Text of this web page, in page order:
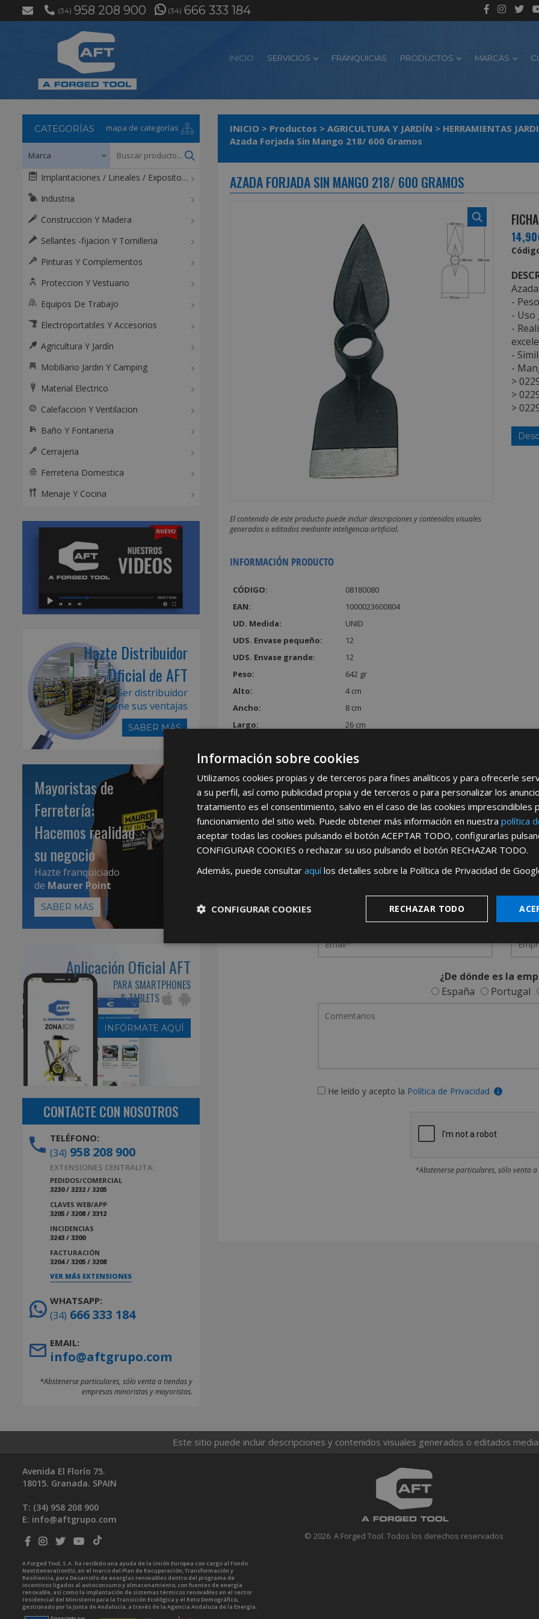
(34) 958 208 900 (34) 666 333 184
INICIO SERVICIOS FRANQUICIAS PRODUCTOS MARCAS
INICIO > Productos > AGRICULTURA Y JARDÍN > HERRAMIENTAS
Azada Forjada Sin Mango 218/ 600 Gramos
AZADA FORJADA SIN MANGO 218/ 600 GRAMOS
El contenido de este producto puede incluir descripciones y contenidos visuales
generados o editados mediante inteligencia artificial.
INFORMACIÓN PRODUCTO
CÓDIGO:
08180080
EAN:
1000023600804
UD. Medida:
UNID
UDS. Envase pequeño:
12
UDS. Envase grande:
12
Peso:
642 gr
Alto:
4 cm
Ancho:
8 cm
Largo:
26 cm
-
- Uso
-
-
-
>
>
>
REGÍSTRATE PARA HACERTE
Desdeaquípodrá ver todas las
Rellene este formulario y nos pondremos en contacto
¿De dónde es la
España
Portugal
He leído y acepto la Política de Privacidad
*Abstenerse particulares, sólo venta
CATEGORÍAS mapa de categorías
Implantaciones / Lineales / Expositores / Mostradores
Industria
Construccion Y Madera
Sellantes -fijacion Y Tornilleria
Pinturas Y Complementos
Proteccion Y Vestuario
Equipos De Trabajo
Electroportatiles Y Accesorios
Agricultura Y Jardín
Mobiliario Jardin Y Camping
Material Electrico
Calefaccion Y Ventilacion
Baño Y Fontaneria
Cerrajeria
Ferreteria Domestica
Menaje Y Cocina
Hazte Distribuidor
Oficial de AFT
Ser distribuidor
tiene sus ventajas
SABER MÁS
Mayoristas de
Ferretería:
Hacemos realidad
su negocio
Hazte franquiciado
de Maurer Point
SABER MÁS
Aplicación Oficial AFT
PARA SMARTPHONES
& TABLETS
INFÓRMATE AQUÍ
CONTACTE CON NOSOTROS
TELÉFONO:
(34) 958 208 900
EXTENSIONES CENTRALITA:
PEDIDOS/COMERCIAL
3230 / 3232 / 3205
CLAVES WEB/APP
3205 / 3208 / 3312
INCIDENCIAS
3243 / 3300
FACTURACIÓN
3204 / 3205 / 3208
VER MÁS EXTENSIONES
WHATSAPP:
(34) 666 333 184
EMAIL:
info@aftgrupo.com
*Abstenerse particulares, sólo venta a tiendas y
empresas minoristas y mayoristas.
Este sitio puede incluir descripciones y contenidos visuales generados o editados
© 2026. A Forged Tool. Todos los derechos reservados
Avenida El Florío 75.
18015. Granada. SPAIN
T: (34) 958 208 900
E: info@aftgrupo.com
A Forged Tool, S.A. ha recibido una ayuda de la Unión Europea con cargo al Fondo
NextGenerationEU, en el marco del Plan de Recuperación, Transformación y
Resiliencia, para Desarrollo de energías renovables dentro del programa de
incentivos ligados al autoconsumo y almacenamiento, con fuentes de energía
renovable, así como la implantación de sistemas térmicos renovables en el sector
residencial del Ministerio para la Transición Ecológica y el Reto Demográfico,
gestionado por la Junta de Andalucía, a través de la Agencia Andaluza de la Energía.
Información sobre cookies
Utilizamos cookies propias y de terceros para fines analíticos y para ofrecerle
a su perfil, así como publicidad propia y de terceros o para personalizar los
tratamiento es el consentimiento, salvo en el caso de las cookies imprescindibles
funcionamiento del sitio web. Puede obtener más información en nuestra política
aceptar todas las cookies pulsando el botón ACEPTAR TODO, configurarlas
CONFIGURAR COOKIES o rechazar su uso pulsando el botón RECHAZAR TODO.
Además, puede consultar aquílos detalles sobre la Política de Privacidad de
RECHAZAR TODO
CONFIGURAR COOKIES